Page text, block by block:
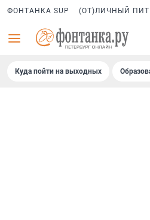
ФОНТАНКА SUP (ОТ)ЛИЧНЫЙ
Куда пойти на выходных